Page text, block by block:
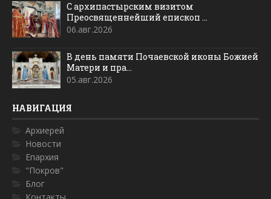
С архипастырским визитом
Преосвященнейший епископ ...
06.авг.2026
В день памяти Почаевской иконы Божией
Матери и пра...
05.авг.2026
НАВИГАЦИЯ
Архиерей
Новости
Епархия
"Покров"
Блог